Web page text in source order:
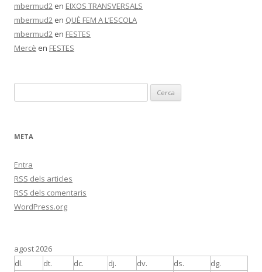
mbermud2 en EIXOS TRANSVERSALS
mbermud2 en QUÈ FEM A L’ESCOLA
mbermud2 en FESTES
Mercè en FESTES
e
c
:
META
Entra
RSS dels articles
RSS dels comentaris
WordPress.org
agost 2026
dl.
dt. dc. dj. dv. ds. dg.